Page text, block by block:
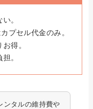
。
プセル代金のみ。
得。
。
ンタルの維持費や